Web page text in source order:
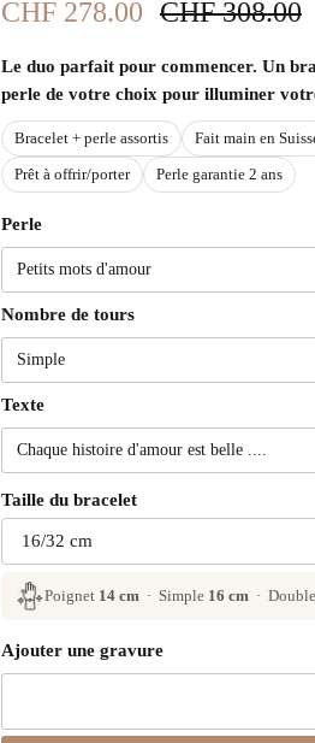
Prix soldé
CHF 278.00 Prix habituel
CHF 308.00
Le duo parfait pour commencer. Un
perle de votre choix pour illuminer
Bracelet + perle assortis Fait main en
Prêt à offrir/porter
Perle garantie 2 ans
Perle
Petits mots d'amour
Nombre de tours
Simple
Texte
Chaque histoire d'amour est belle ....
Taille du bracelet
Poignet 14 cm · Simple 16 cm · Double
Ajouter une gravure